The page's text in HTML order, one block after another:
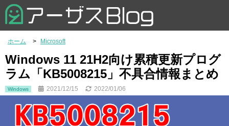
ホーム Microsoft
Windows 11 21H2向け累積更新プログ
ラム「KB5008215」不具合情報まとめ
Windows 2021/12/15 2022/01/06